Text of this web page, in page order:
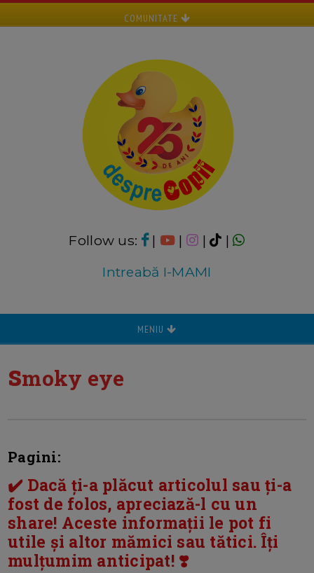
COMUNITATE
Follow us: | | |
|
Intreabă I-MAMI
MENIU
smoky eye
Pagini:
✔️ Dacă ți-a plăcut articolul sau ți-a
fost de folos, apreciază-l cu un
share! Aceste informații le pot fi
utile și altor mămici sau tătici. Îți
mulțumim anticipat! ❣️